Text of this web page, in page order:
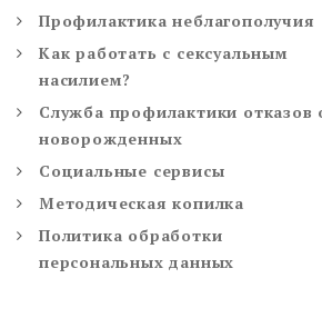
Профилактика неблагополучия
Как работать с сексуальным
насилием?
Служба профилактики отказов
новорожденных
Социальные сервисы
Методическая копилка
Политика обработки
персональных данных